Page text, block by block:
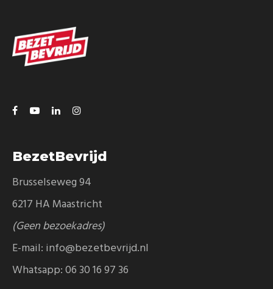
BezetBevrijd
Brusselseweg 94
6217 HA Maastricht
(Geen bezoekadres)
E-mail: info@bezetbevrijd.nl
Whatsapp:06 30 16 97 36